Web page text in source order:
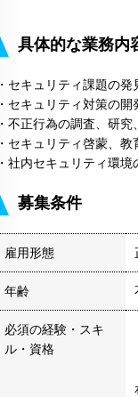
具体的な業務内
・セキュリティ課題の
・セキュリティ対策の
・不正行為の調査、研
・セキュリティ啓蒙、教
・社内セキュリティ環境
募集条件
雇用形態
年齢
必須の経験・スキ
ル・資格